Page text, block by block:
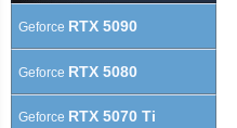
Geforce RTX 5090
Geforce RTX 5080
Geforce RTX 5070 Ti